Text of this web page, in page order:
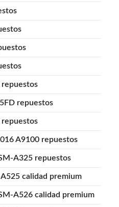
repuestos
repuestos
repuestos
A9100 repuestos
A325 repuestos
calidad premium
A526 calidad premium